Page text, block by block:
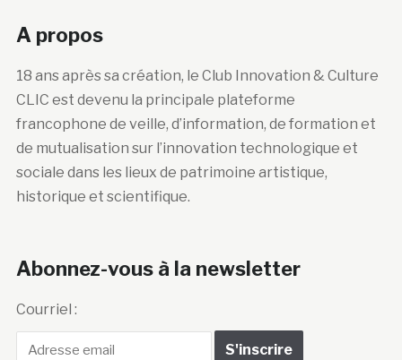
A propos
18 ans après sa création, le Club Innovation & Culture
CLIC est devenu la principale plateforme
francophone de veille, d’information, de formation et
de mutualisation sur l’innovation technologique et
sociale dans les lieux de patrimoine artistique,
historique et scientifique.
Abonnez-vous à la newsletter
Courriel :